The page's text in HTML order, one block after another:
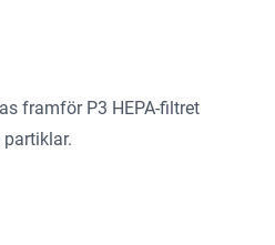
framför P3 HEPA-filtret